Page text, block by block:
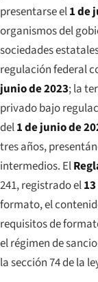
presentarse el1 de
organismos del
sociedades
regulación federal
junio de 2023; la
privado bajo
del1 de junio de
tres años,
intermedios. El
241, registrado el
formato, el
requisitos de
el régimen de
la sección 74 de la